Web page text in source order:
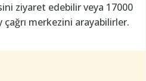
ziyaret edebilir veya 17000
merkezini arayabilirler.